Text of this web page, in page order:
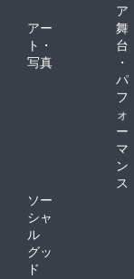
ア
アー
ト・
写真
舞
台
・
パ
フ
ォ
ー
マ
ン
ス
ソー
シャ
ル
グッ
ド